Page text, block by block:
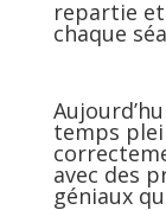
repartie et
chaque
temps
avec des
géniaux